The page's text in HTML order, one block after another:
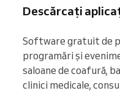
Descărcați
Software gratuit de
programări și
saloane de coafură,
clinici medicale,